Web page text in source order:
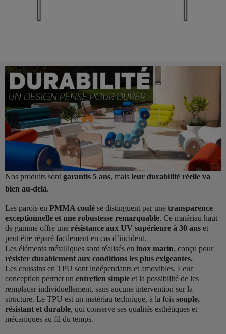
Nos produits sont garantis 5 ans, mais leur durabilité réelle va
bien au-delà.
Les parois en PMMA coulé se distinguent par une transparence
exceptionnelle et une robustesse remarquable. Ce matériau haut
de gamme offre une résistance aux UV supérieure à 30 ans et
peut être réparé facilement en cas d’incident.
Les éléments métalliques sont réalisés en inox marin, conçu pour
résister durablement aux conditions les plus exigeantes.
Les coussins en TPU sont indépendants et amovibles. Leur
conception permet un entretien simple et la possibilité de les
remplacer individuellement, sans aucune intervention sur la
structure. Le TPU est un matériau technique, à la fois souple,
résistant et durable, qui conserve ses qualités esthétiques et
mécaniques au fil du temps.